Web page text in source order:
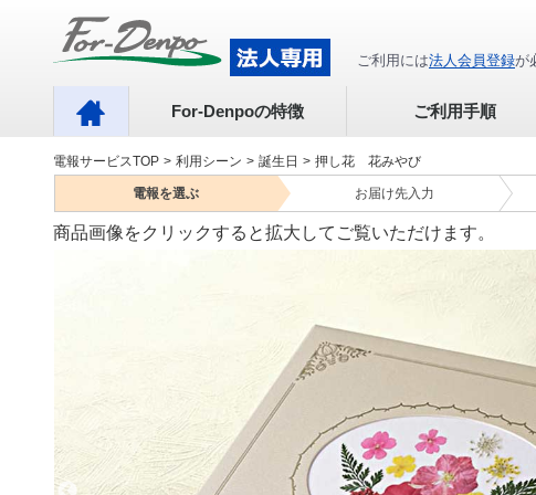
ご利用には法人会員登録が
For-Denpoの特徴 ご利用手順
電報サービスTOP > 利用シーン > 誕生日 > 押し花 花みやび
電報を選ぶ お届け先入力
商品画像をクリックすると拡大してご覧いただけます。